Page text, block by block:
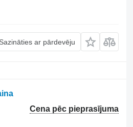
Sazināties ar pārdevēju
Cena pēc pieprasījuma